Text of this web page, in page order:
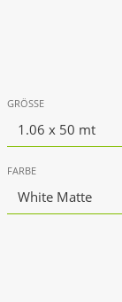
GRÖSSE
1.06 x 50 mt
FARBE
White Matte